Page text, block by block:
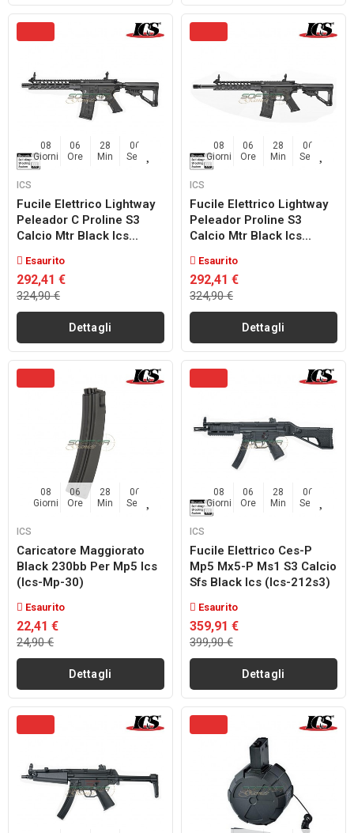
08
Giorni
06
Ore
28
Min
04
Sec
ICS
Fucile Elettrico Lightway
Peleador C Proline S3
Calcio Mtr Black Ics...
Esaurito
292,41 €
324,90 €
Dettagli
08
Giorni
06
Ore
28
Min
04
Sec
ICS
Fucile Elettrico Lightway
Peleador Proline S3
Calcio Mtr Black Ics...
Esaurito
292,41 €
324,90 €
Dettagli
08
Giorni
06
Ore
28
Min
04
Sec
ICS
Caricatore Maggiorato
Black 230bb Per Mp5 Ics
(ics-Mp-30)
Esaurito
22,41 €
24,90 €
Dettagli
08
Giorni
06
Ore
28
Min
04
Sec
ICS
Fucile Elettrico Ces-P
Mp5 Mx5-P Ms1 S3 Calcio
Sfs Black Ics (ics-212s3)
Esaurito
359,91 €
399,90 €
Dettagli